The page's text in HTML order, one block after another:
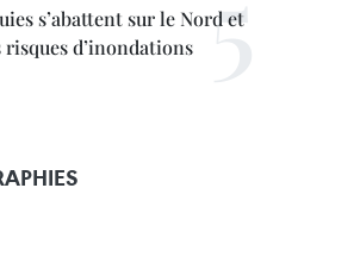
s’abattent sur le Nord et
d’inondations